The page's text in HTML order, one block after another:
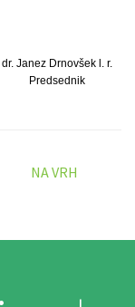
dr. Janez Drnovšek l. r.
Predsednik
NA VRH